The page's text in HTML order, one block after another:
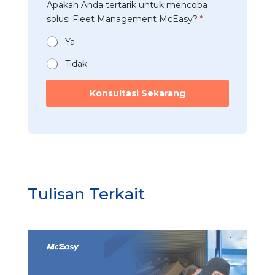
n
*
r
i
a
t
n
Apakah Anda tertarik untuk mencoba
solusi Fleet Management McEasy? *
Ya
Tidak
*
n
r
u
Konsultasi Sekarang
Tulisan Terkait